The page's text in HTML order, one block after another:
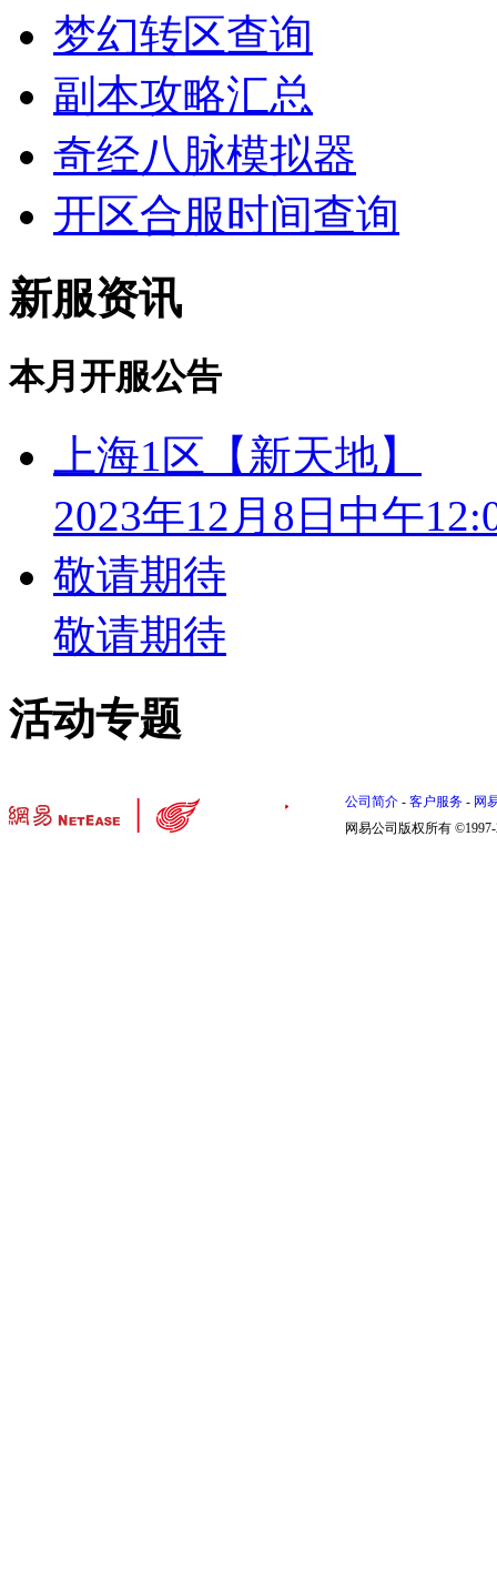
梦幻转区查询
副本攻略汇总
奇经八脉模拟器
开区合服时间查询
新服资讯
本月开服公告
上海1区【新天地】
2023年12月8日中午
敬请期待
敬请期待
活动专题
公司简介 - 客户服务 - 网
网易公司版权所有